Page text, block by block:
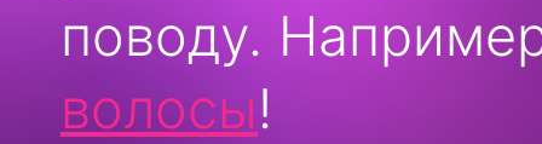
поводу.
волосы!